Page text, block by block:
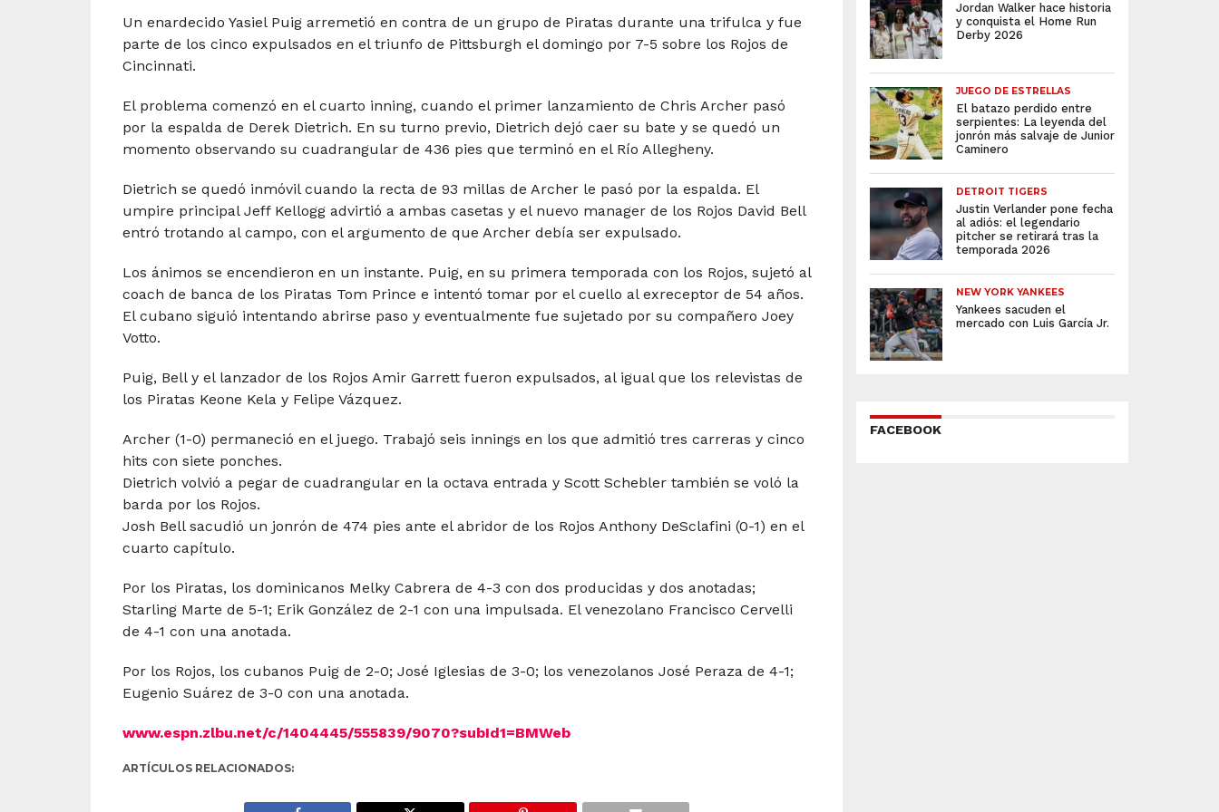
Un enardecido Yasiel Puig arremetió en contra de un grupo de Piratas durante una trifulca y fue
parte de los cinco expulsados en el triunfo de Pittsburgh el domingo por 7-5 sobre los Rojos de
Cincinnati.
El problema comenzó en el cuarto inning, cuando el primer lanzamiento de Chris Archer pasó
por la espalda de Derek Dietrich. En su turno previo, Dietrich dejó caer su bate y se quedó un
momento observando su cuadrangular de 436 pies que terminó en el Río Allegheny.
Dietrich se quedó inmóvil cuando la recta de 93 millas de Archer le pasó por la espalda. El
umpire principal Jeff Kellogg advirtió a ambas casetas y el nuevo manager de los Rojos David Bell
entró trotando al campo, con el argumento de que Archer debía ser expulsado.
Los ánimos se encendieron en un instante. Puig, en su primera temporada con los Rojos, sujetó al
coach de banca de los Piratas Tom Prince e intentó tomar por el cuello al exreceptor de 54 años.
El cubano siguió intentando abrirse paso y eventualmente fue sujetado por su compañero Joey
Votto.
Puig, Bell y el lanzador de los Rojos Amir Garrett fueron expulsados, al igual que los relevistas de
los Piratas Keone Kela y Felipe Vázquez.
Archer (1-0) permaneció en el juego. Trabajó seis innings en los que admitió tres carreras y cinco
hits con siete ponches.
Dietrich volvió a pegar de cuadrangular en la octava entrada y Scott Schebler también se voló la
barda por los Rojos.
Josh Bell sacudió un jonrón de 474 pies ante el abridor de los Rojos Anthony DeSclafini (0-1) en el
cuarto capítulo.
Por los Piratas, los dominicanos Melky Cabrera de 4-3 con dos producidas y dos anotadas;
Starling Marte de 5-1; Erik González de 2-1 con una impulsada. El venezolano Francisco Cervelli
de 4-1 con una anotada.
Por los Rojos, los cubanos Puig de 2-0; José Iglesias de 3-0; los venezolanos José Peraza de 4-1;
Eugenio Suárez de 3-0 con una anotada.
www.espn.zlbu.net/c/1404445/555839/9070?subId1=BMWeb
ARTÍCULOS RELACIONADOS:
Jordan Walker hace historia
y conquista el Home Run
Derby 2026
JUEGO DE ESTRELLAS
El batazo perdido entre
serpientes: La leyenda del
jonrón más salvaje de Junior
Caminero
DETROIT TIGERS
Justin Verlander pone fecha
al adiós: el legendario
pitcher se retirará tras la
temporada 2026
NEW YORK YANKEES
Yankees sacuden el
mercado con Luis García Jr.
FACEBOOK